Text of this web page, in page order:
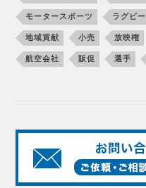
モータースポーツ ラグビー
地域貢献 小売 放映権
航空会社 販促 選手